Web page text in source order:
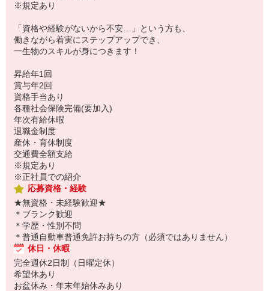
※規定あり
「資格や経験がないから不安…」という方も、
働きながら着実にステップアップでき、
一生物のスキルが身につきます！
昇給年1回
賞与年2回
資格手当あり
各種社会保険完備(要加入)
年次有給休暇
退職金制度
産休・育休制度
交通費全額支給
※規定あり
※正社員での紹介
応募資格・経験
★無資格・未経験歓迎★
＊ブランク歓迎
＊学歴・性別不問
＊普通自動車普通免許お持ちの方（必須ではありません）
休日・休暇
完全週休2日制（日曜定休）
希望休あり
お盆休み・年末年始休みあり